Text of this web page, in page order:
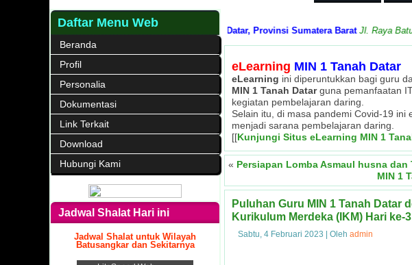
Daftar Menu Web
Beranda
Profil
Personalia
Dokumentasi
Link Terkait
Download
Hubungi Kami
Jadwal Shalat Hari ini
Jadwal Shalat untuk Wilayah
Batusangkar dan Sekitarnya
(MIN) 1 Tanah Datar, Kabupaten Tanah Datar, Provinsi Sumatera Barat Jl. Raya
eLearning MIN 1 Tanah Datar
eLearning ini diperuntukkan bagi guru
MIN 1 Tanah Datarguna pemanfaatan
kegiatan pembelajaran daring.
Selain itu, di masa pandemi Covid-19 ini
menjadi sarana pembelajaran daring.
[[Kunjungi Situs eLearning MIN 1
« Persiapan Lomba Asmaul husna
MIN 1
Puluhan Guru MIN 1 Tanah Datar
Kurikulum Merdeka (IKM) Hari ke-3
Sabtu, 4 Februari 2023 Oleh admin